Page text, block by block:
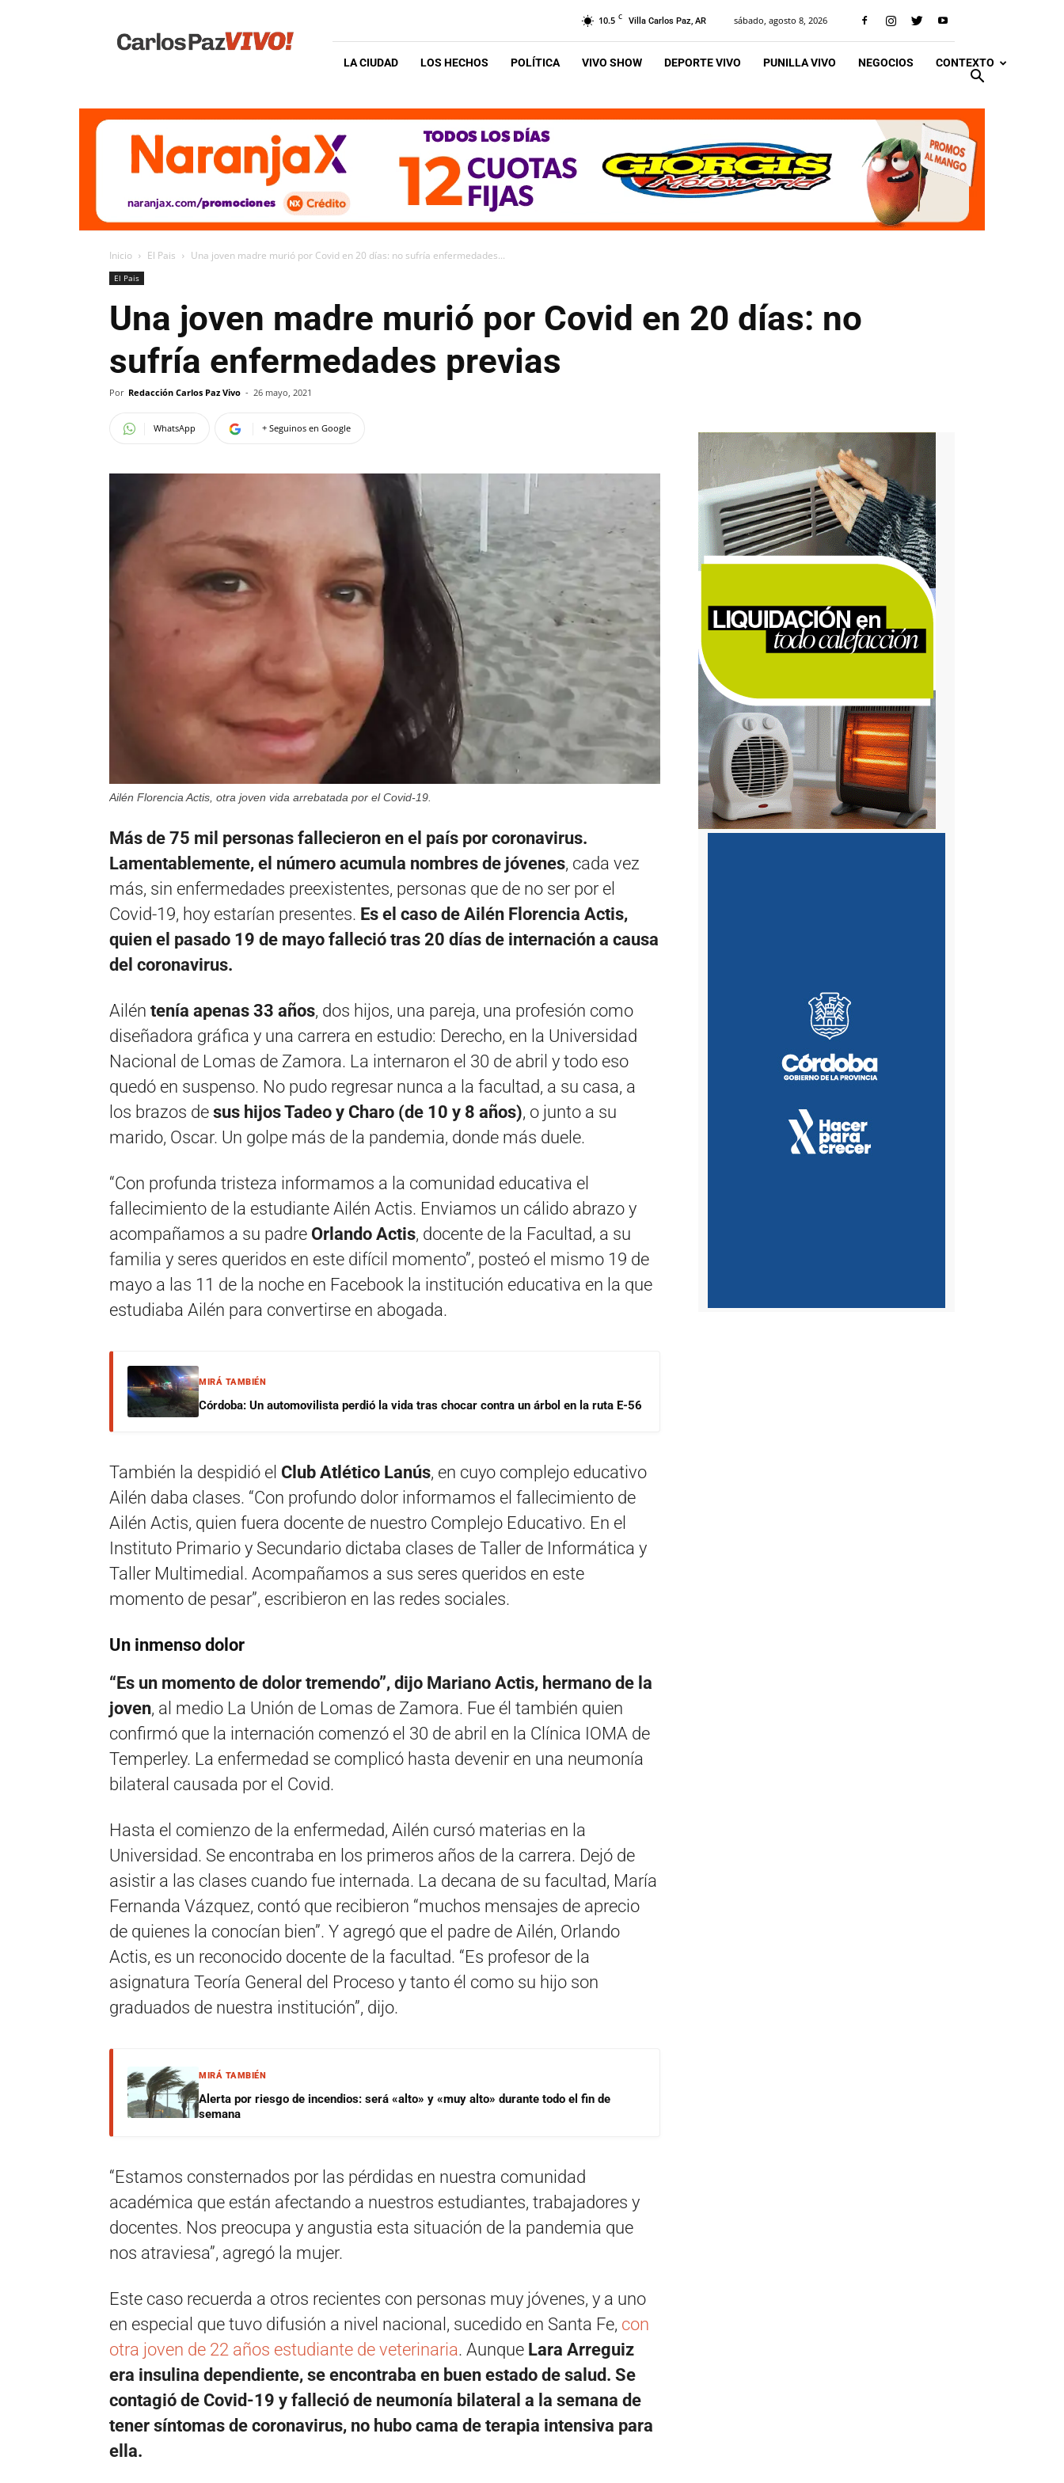
Vivo
10.5 C Villa Carlos Paz, AR sábado, agosto 8, 2026
LA CIUDAD LOS HECHOS POLÍTICA VIVO SHOW DEPORTE VIVO PUNILLA VIVO NEGOCIOS CONTEXTO
Inicio El Pais Una joven madre murió por Covid en 20 días: no sufría enfermedades...
El Pais
Una joven madre murió por Covid en 20 días: no
sufría enfermedades previas
Por Redacción Carlos Paz Vivo - 26 mayo, 2021
WhatsApp + Seguinos en Google
Ailén Florencia Actis, otra joven vida arrebatada por el Covid-19.
Más de 75 mil personas fallecieron en el país por coronavirus.
Lamentablemente, el número acumula nombres de jóvenes, cada vez
más, sin enfermedades preexistentes, personas que de no ser por el
Covid-19, hoy estarían presentes. Es el caso de Ailén Florencia Actis,
quien el pasado 19 de mayo falleció tras 20 días de internación a causa
del coronavirus.
Ailén tenía apenas 33 años, dos hijos, una pareja, una profesión como
diseñadora gráfica y una carrera en estudio: Derecho, en la Universidad
Nacional de Lomas de Zamora. La internaron el 30 de abril y todo eso
quedó en suspenso. No pudo regresar nunca a la facultad, a su casa, a
los brazos de sus hijos Tadeo y Charo (de 10 y 8 años), o junto a su
marido, Oscar. Un golpe más de la pandemia, donde más duele.
“Con profunda tristeza informamos a la comunidad educativa el
fallecimiento de la estudiante Ailén Actis. Enviamos un cálido abrazo y
acompañamos a su padre Orlando Actis, docente de la Facultad, a su
familia y seres queridos en este difícil momento”, posteó el mismo 19 de
mayo a las 11 de la noche en Facebook la institución educativa en la que
estudiaba Ailén para convertirse en abogada.
MIRÁ TAMBIÉN
Córdoba: Un automovilista perdió la vida tras chocar contra un árbol en la ruta E-56
También la despidió el Club Atlético Lanús, en cuyo complejo educativo
Ailén daba clases. “Con profundo dolor informamos el fallecimiento de
Ailén Actis, quien fuera docente de nuestro Complejo Educativo. En el
Instituto Primario y Secundario dictaba clases de Taller de Informática y
Taller Multimedial. Acompañamos a sus seres queridos en este
momento de pesar”, escribieron en las redes sociales.
Un inmenso dolor
“Es un momento de dolor tremendo”, dijo Mariano Actis, hermano de la
joven, al medio La Unión de Lomas de Zamora. Fue él también quien
confirmó que la internación comenzó el 30 de abril en la Clínica IOMA de
Temperley. La enfermedad se complicó hasta devenir en una neumonía
bilateral causada por el Covid.
Hasta el comienzo de la enfermedad, Ailén cursó materias en la
Universidad. Se encontraba en los primeros años de la carrera. Dejó de
asistir a las clases cuando fue internada. La decana de su facultad, María
Fernanda Vázquez, contó que recibieron “muchos mensajes de aprecio
de quienes la conocían bien”. Y agregó que el padre de Ailén, Orlando
Actis, es un reconocido docente de la facultad. “Es profesor de la
asignatura Teoría General del Proceso y tanto él como su hijo son
graduados de nuestra institución”, dijo.
MIRÁ TAMBIÉN
Alerta por riesgo de incendios: será «alto» y «muy alto» durante todo el fin de
semana
“Estamos consternados por las pérdidas en nuestra comunidad
académica que están afectando a nuestros estudiantes, trabajadores y
docentes. Nos preocupa y angustia esta situación de la pandemia que
nos atraviesa”, agregó la mujer.
Este caso recuerda a otros recientes con personas muy jóvenes, y a uno
en especial que tuvo difusión a nivel nacional, sucedido en Santa Fe, con
otra joven de 22 años estudiante de veterinaria. Aunque Lara Arreguiz
era insulina dependiente, se encontraba en buen estado de salud. Se
contagió de Covid-19 y falleció de neumonía bilateral a la semana de
tener síntomas de coronavirus, no hubo cama de terapia intensiva para
ella.